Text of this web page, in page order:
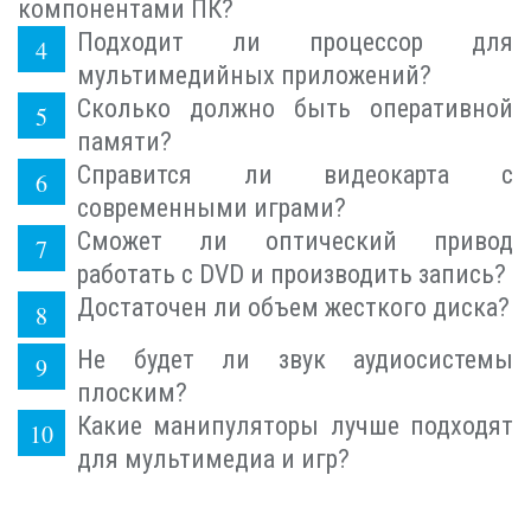
компонентами ПК?
Подходит ли процессор для
мультимедийных приложений?
Сколько должно быть оперативной
памяти?
Справится ли видеокарта с
современными играми?
Сможет ли оптический привод
работать с DVD и производить запись?
Достаточен ли объем жесткого диска?
Не будет ли звук аудиосистемы
плоским?
Какие манипуляторы лучше подходят
для мультимедиа и игр?